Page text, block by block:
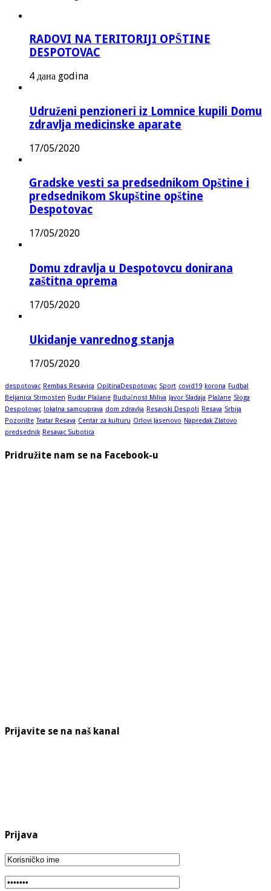
RADOVI NA TERITORIJI OPŠTINE
DESPOTOVAC
4 дана godina
Udruženi penzioneri iz Lomnice kupili Domu
zdravlja medicinske aparate
17/05/2020
Gradske vesti sa predsednikom Opštine i
predsednikom Skupštine opštine
Despotovac
17/05/2020
Domu zdravlja u Despotovcu donirana
zaštitna oprema
17/05/2020
Ukidanje vanrednog stanja
17/05/2020
despotovac Rembas Resavica OpštinaDespotovac Sport covid19 korona Fudbal
Beljanica Strmosten Rudar Plažane Budućnost Miliva Javor Sladaja Plažane Sloga
Despotovac lokalna samouprava dom zdravlja Resavski Despoti Resava Srbija
Pozorište Teatar Resava Centar za kulturu Orlovi Jasenovo Napredak Zlatovo
predsednik Resavac Subotica
Pridružite nam se na Facebook-u
Prijavite se na naš kanal
Prijava